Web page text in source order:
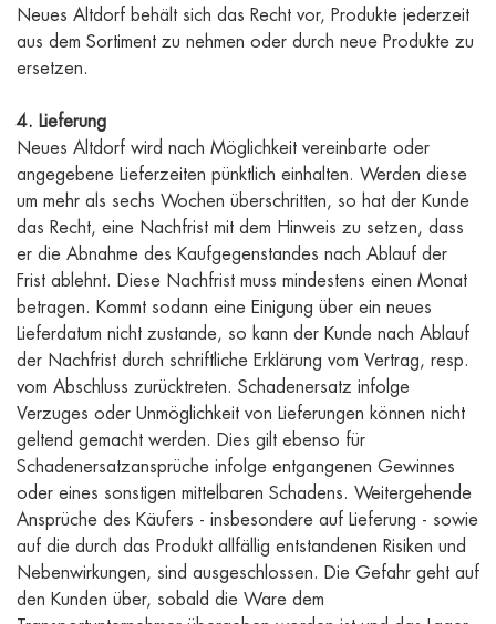
Neues Altdorf behält sich das Recht vor, Produkte jederzeit
aus dem Sortiment zu nehmen oder durch neue Produkte zu
ersetzen.
4. Lieferung
Neues Altdorf wird nach Möglichkeit vereinbarte oder
angegebene Lieferzeiten pünktlich einhalten. Werden diese
um mehr als sechs Wochen überschritten, so hat der Kunde
das Recht, eine Nachfrist mit dem Hinweis zu setzen, dass
er die Abnahme des Kaufgegenstandes nach Ablauf der
Frist ablehnt. Diese Nachfrist muss mindestens einen Monat
betragen. Kommt sodann eine Einigung über ein neues
Lieferdatum nicht zustande, so kann der Kunde nach Ablauf
der Nachfrist durch schriftliche Erklärung vom Vertrag, resp.
vom Abschluss zurücktreten. Schadenersatz infolge
Verzuges oder Unmöglichkeit von Lieferungen können nicht
geltend gemacht werden. Dies gilt ebenso für
Schadenersatzansprüche infolge entgangenen Gewinnes
oder eines sonstigen mittelbaren Schadens. Weitergehende
Ansprüche des Käufers - insbesondere auf Lieferung - sowie
auf die durch das Produkt allfällig entstandenen Risiken und
Nebenwirkungen, sind ausgeschlossen. Die Gefahr geht auf
den Kunden über, sobald die Ware dem